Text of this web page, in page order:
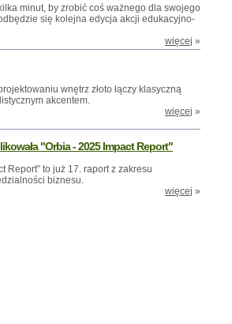
minut, by zrobić coś ważnego dla swojego
się kolejna edycja akcji edukacyjno-
więcej »
wnętrz złoto łączy klasyczną
akcentem.
więcej »
"Orbia - 2025 Impact Report"
Report” to już 17. raport z zakresu
biznesu.
więcej »